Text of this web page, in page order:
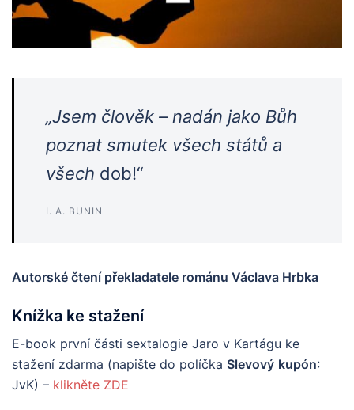
„Jsem člověk – nadán jako Bůh
poznat smutek všech států a
všech dob!“
I. A. BUNIN
Autorské čtení překladatele románu Václava Hrbka
Knížka ke stažení
E-book první části sextalogie Jaro v Kartágu ke
stažení zdarma (napište do políčka Slevový kupón:
JvK) – klikněte ZDE